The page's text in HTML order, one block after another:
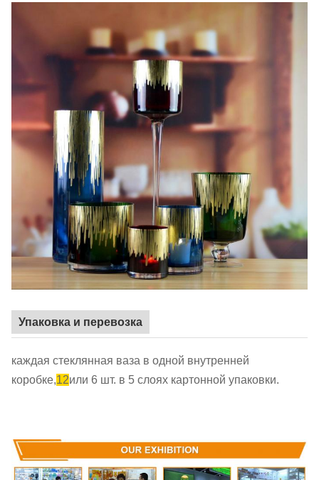
Упаковка и перевозка
каждая стеклянная ваза в одной внутренней
коробке,12или 6 шт. в 5 слоях картонной упаковки.